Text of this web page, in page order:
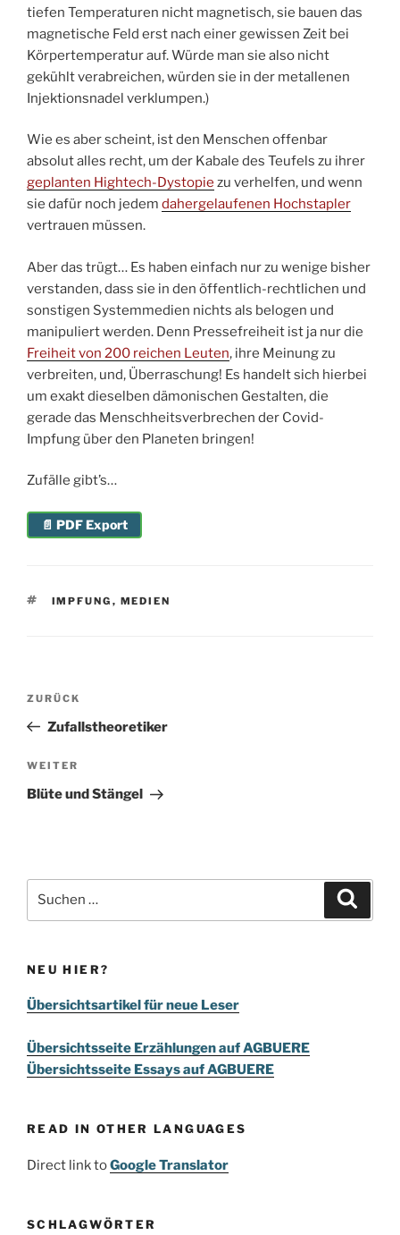
tiefen Temperaturen nicht magnetisch, sie bauen das
magnetische Feld erst nach einer gewissen Zeit bei
Körpertemperatur auf. Würde man sie also nicht
gekühlt verabreichen, würden sie in der metallenen
Injektionsnadel verklumpen.)
Wie es aber scheint, ist den Menschen offenbar
absolut alles recht, um der Kabale des Teufels zu ihrer
geplanten Hightech-Dystopie zu verhelfen, und wenn
sie dafür noch jedem dahergelaufenen Hochstapler
vertrauen müssen.
Aber das trügt… Es haben einfach nur zu wenige bisher
verstanden, dass sie in den öffentlich-rechtlichen und
sonstigen Systemmedien nichts als belogen und
manipuliert werden. Denn Pressefreiheit ist ja nur die
Freiheit von 200 reichen Leuten, ihre Meinung zu
verbreiten, und, Überraschung! Es handelt sich hierbei
um exakt dieselben dämonischen Gestalten, die
gerade das Menschheitsverbrechen der Covid-
Impfung über den Planeten bringen!
Zufälle gibt’s…
📄 PDF Export
SCHLAGWÖRTER
IMPFUNG , MEDIEN
Beitragsnavigation
Vorheriger
Beitrag
ZURÜCK
Zufallstheoretiker
Nächster
Beitrag
WEITER
Blüte und Stängel
nach:
NEU HIER?
Übersichtsartikel für neue Leser
Übersichtsseite Erzählungen auf AGBUERE
Übersichtsseite Essays auf AGBUERE
READ IN OTHER LANGUAGES
Direct link toGoogle Translator
SCHLAGWÖRTER